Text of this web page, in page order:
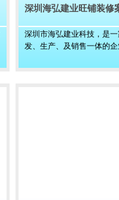
深圳海弘建业旺铺装修
深圳市海弘建业科技，是
发、生产、及销售一体的